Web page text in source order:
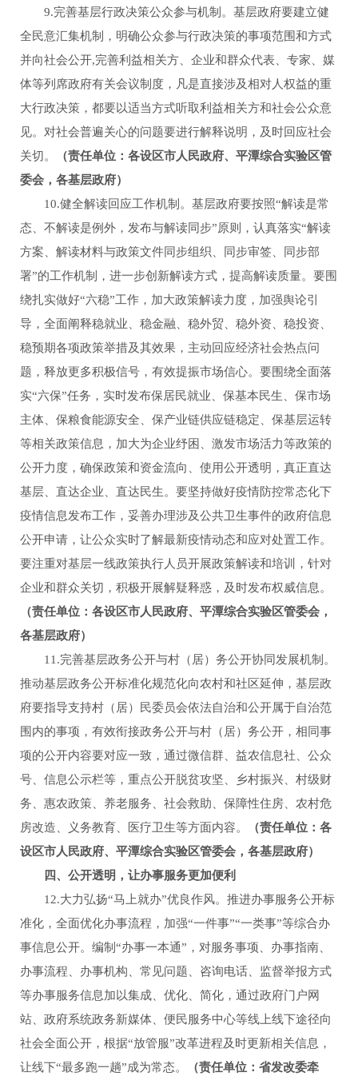
9.完善基层行政决策公众参与机制。基层政府要建立健
全民意汇集机制，明确公众参与行政决策的事项范围和方式
并向社会公开,完善利益相关方、企业和群众代表、专家、媒
体等列席政府有关会议制度，凡是直接涉及相对人权益的重
大行政决策，都要以适当方式听取利益相关方和社会公众意
见。对社会普遍关心的问题要进行解释说明，及时回应社会
关切。
（责任单位：各设区市人民政府、平潭综合实验区管
委会，各基层政府）
10.健全解读回应工作机制。基层政府要按照“解读是常
态、不解读是例外，发布与解读同步”原则，认真落实“解读
方案、解读材料与政策文件同步组织、同步审签、同步部
署”的工作机制，进一步创新解读方式，提高解读质量。要围
绕扎实做好“六稳”工作，加大政策解读力度，加强舆论引
导，全面阐释稳就业、稳金融、稳外贸、稳外资、稳投资、
稳预期各项政策举措及其效果，主动回应经济社会热点问
题，释放更多积极信号，有效提振市场信心。要围绕全面落
实“六保”任务，实时发布保居民就业、保基本民生、保市场
主体、保粮食能源安全、保产业链供应链稳定、保基层运转
等相关政策信息，加大为企业纾困、激发市场活力等政策的
公开力度，确保政策和资金流向、使用公开透明，真正直达
基层、直达企业、直达民生。要坚持做好疫情防控常态化下
疫情信息发布工作，妥善办理涉及公共卫生事件的政府信息
公开申请，让公众实时了解最新疫情动态和应对处置工作。
要注重对基层一线政策执行人员开展政策解读和培训，针对
企业和群众关切，积极开展解疑释惑，及时发布权威信息。
（责任单位：各设区市人民政府、平潭综合实验区管委会，
各基层政府）
11.完善基层政务公开与村（居）务公开协同发展机制。
推动基层政务公开标准化规范化向农村和社区延伸，基层政
府要指导支持村（居）民委员会依法自治和公开属于自治范
围内的事项，有效衔接政务公开与村（居）务公开，相同事
项的公开内容要对应一致，通过微信群、益农信息社、公众
号、信息公示栏等，重点公开脱贫攻坚、乡村振兴、村级财
务、惠农政策、养老服务、社会救助、保障性住房、农村危
房改造、义务教育、医疗卫生等方面内容。
（责任单位：各
设区市人民政府、平潭综合实验区管委会，各基层政府）
四、公开透明，让办事服务更加便利
12.大力弘扬“马上就办”优良作风。推进办事服务公开标
准化，全面优化办事流程，加强“一件事”“一类事”等综合办
事信息公开。编制“办事一本通”，对服务事项、办事指南、
办事流程、办事机构、常见问题、咨询电话、监督举报方式
等办事服务信息加以集成、优化、简化，通过政府门户网
站、政府系统政务新媒体、便民服务中心等线上线下途径向
社会全面公开，根据“放管服”改革进程及时更新相关信息，
让线下“最多跑一趟”成为常态。
（责任单位：省发改委牵